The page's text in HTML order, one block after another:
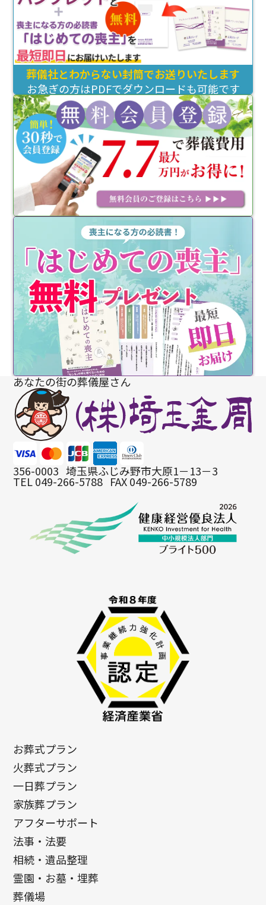
葬儀社とわからない封筒でお送りいたします
お急ぎの方はPDFでダウンロードも可能です
あなたの街の葬儀屋さん
356-0003 埼玉県ふじみ野市大原1－13－3
TEL 049-266-5788 FAX 049-266-5789
お葬式プラン
火葬式プラン
一日葬プラン
家族葬プラン
アフターサポート
法事・法要
相続・遺品整理
霊園・お墓・埋葬
葬儀場